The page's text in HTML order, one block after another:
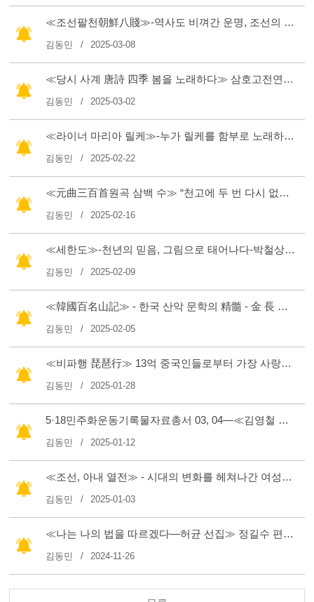
≪조선팔천朝鮮八賤≫-역사도 비껴간 운명, 조선의 천민-이상각
김동민 2025-03-08
≪당시 사계 唐詩 四季 봄을 노래하다≫ 삼호고전연구회 편역
김동민 2025-03-02
≪라이너 마리아 릴케≫-누가 릴케를 함부로 노래하나-박홍규
김동민 2025-02-22
≪元曲三百首원곡 삼백 수≫ “천고에 두 번 다시 없을 문자이다” 시에위펑 편주 권용호 역
김동민 2025-02-16
≪세한도≫-천년의 믿음, 그림으로 태어나다-박철상
김동민 2025-02-09
≪韓國百名山記≫ - 한국 산악 문학의 精髓 - 金 長 好
김동민 2025-02-05
≪비파행 琵琶行≫ 13억 중국인들로부터 가장 사랑받는 시인 백거이
김동민 2025-01-28
5·18민주화운동기록물자료총서 03, 04—≪김영철 평전≫ ≪김순자 수기≫—5·18민주화운동기록관
김동민 2025-01-12
≪조선, 아내 열전≫ - 시대의 변화를 헤쳐나간 여성들의 발자취를 더듬다 - 백승종
김동민 2025-01-03
≪나는 나의 법을 따르겠다—허균 선집≫ 정길수 편역
김동민 2024-11-26